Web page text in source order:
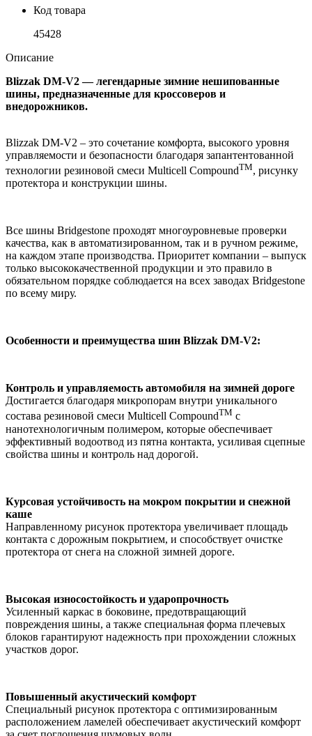
Код товара
45428
Описание
Blizzak DM-V2 — легендарные зимние нешипованные
шины, предназначенные для кроссоверов и
внедорожников.
Blizzak DM-V2 – это сочетание комфорта, высокого уровня
управляемости и безопасности благодаря запантентованной
технологии резиновой смеси Multicell CompoundTM, рисунку
протектора и конструкции шины.
Все шины Bridgestone проходят многоуровневые проверки
качества, как в автоматизированном, так и в ручном режиме,
на каждом этапе производства. Приоритет компании – выпуск
только высококачественной продукции и это правило в
обязательном порядке соблюдается на всех заводах Bridgestone
по всему миру.
Особенности и преимущества шин Blizzak DM-V2:
Контроль и управляемость автомобиля на зимней дороге
Достигается благодаря микропорам внутри уникального
состава резиновой смеси Multicell CompoundTM с
нанотехнологичным полимером, которые обеспечивает
эффективный водоотвод из пятна контакта, усиливая сцепные
свойства шины и контроль над дорогой.
Курсовая устойчивость на мокром покрытии и снежной
каше
Направленному рисунок протектора увеличивает площадь
контакта с дорожным покрытием, и способствует очистке
протектора от снега на сложной зимней дороге.
Высокая износостойкость и ударопрочность
Усиленный каркас в боковине, предотвращающий
повреждения шины, а также специальная форма плечевых
блоков гарантируют надежность при прохождении сложных
участков дорог.
Повышенный акустический комфорт
Специальный рисунок протектора с оптимизированным
расположением ламелей обеспечивает акустический комфорт